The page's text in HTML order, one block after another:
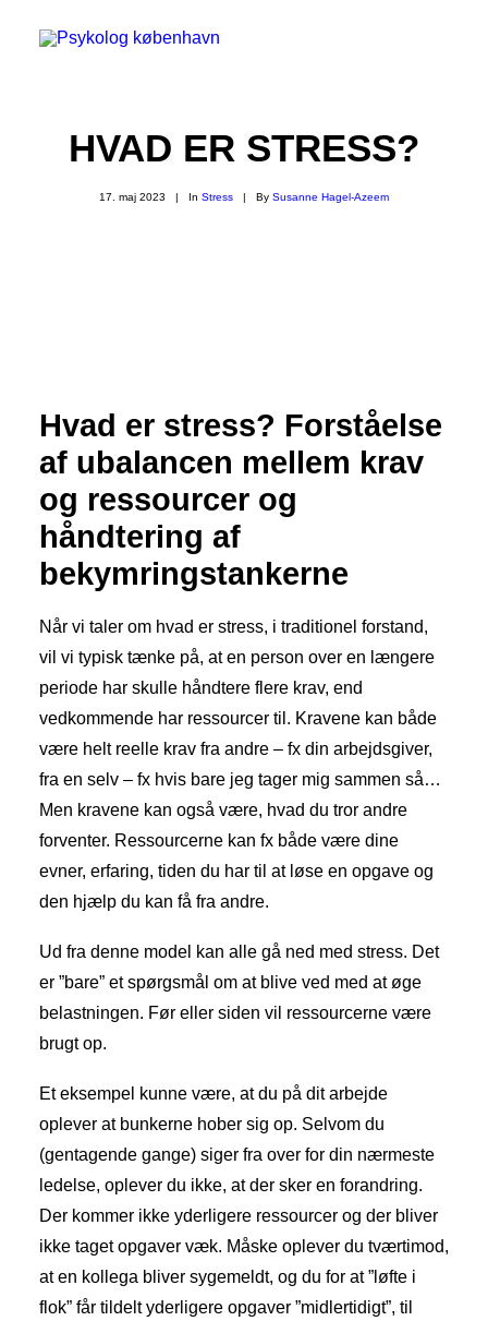
Metakognitiv Parterapi
Supervision
Mød psykologerne
Klienterne siger
Book tid
HVAD ER STRESS?
17. maj 2023 | In Stress | By Susanne Hagel-Azeem
Hvad er stress? Forståelse
af ubalancen mellem krav
og ressourcer og
håndtering af
bekymringstankerne
Når vi taler om hvad er stress, i traditionel forstand,
vil vi typisk tænke på, at en person over en længere
periode har skulle håndtere flere krav, end
vedkommende har ressourcer til. Kravene kan både
være helt reelle krav fra andre – fx din arbejdsgiver,
fra en selv – fx hvis bare jeg tager mig sammen så…
Men kravene kan også være, hvad du tror andre
forventer. Ressourcerne kan fx både være dine
evner, erfaring, tiden du har til at løse en opgave og
den hjælp du kan få fra andre.
Ud fra denne model kan alle gå ned med stress. Det
er ”bare” et spørgsmål om at blive ved med at øge
belastningen. Før eller siden vil ressourcerne være
brugt op.
Et eksempel kunne være, at du på dit arbejde
oplever at bunkerne hober sig op. Selvom du
(gentagende gange) siger fra over for din nærmeste
ledelse, oplever du ikke, at der sker en forandring.
Der kommer ikke yderligere ressourcer og der bliver
ikke taget opgaver væk. Måske oplever du tværtimod,
at en kollega bliver sygemeldt, og du for at ”løfte i
flok” får tildelt yderligere opgaver ”midlertidigt”, til